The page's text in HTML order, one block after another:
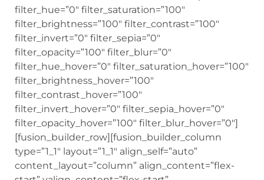
filter_hue=”0″ filter_saturation=”100″
filter_brightness=”100″ filter_contrast=”100″
filter_invert=”0″ filter_sepia=”0″
filter_opacity=”100″ filter_blur=”0″
filter_hue_hover=”0″ filter_saturation_hover=”100″
filter_brightness_hover=”100″
filter_contrast_hover=”100″
filter_invert_hover=”0″ filter_sepia_hover=”0″
filter_opacity_hover=”100″ filter_blur_hover=”0″]
[fusion_builder_row][fusion_builder_column
type=”1_1″ layout=”1_1″ align_self=”auto”
content_layout=”column” align_content=”flex-